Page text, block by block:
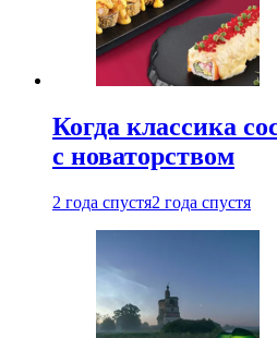
Когда классика
с новаторством
2 года спустя2 года спустя